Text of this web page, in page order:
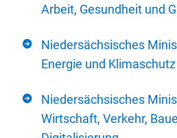
Arbeit, Gesundheit und
Niedersächsisches
Energie und Klimaschutz
Niedersächsisches
Wirtschaft, Verkehr,